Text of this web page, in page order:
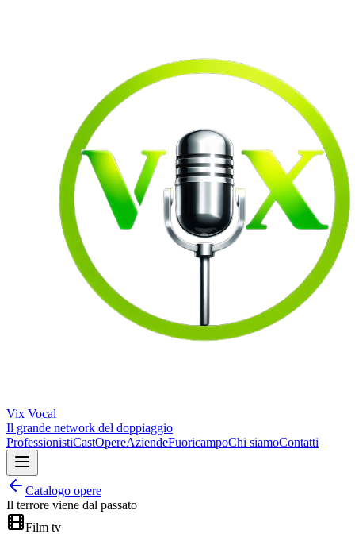
Vix Vocal
Il grande network del doppiaggio
ProfessionistiCastOpereAziendeFuoricampoChi siamoContatti
Catalogo opere
Il terrore viene dal passato
Film tv